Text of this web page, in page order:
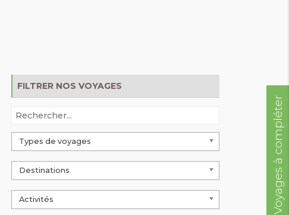
FILTRER NOS VOYAGES
Types de voyages
Destinations
Activités Voyages à compléter